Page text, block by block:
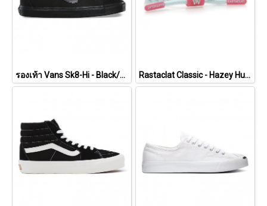
รองเท้า Vans Sk8-Hi - Black/Black/Black [VN000TS9BJ4] Rastaclat Classic - Hazey Hues - Mist [11200185]